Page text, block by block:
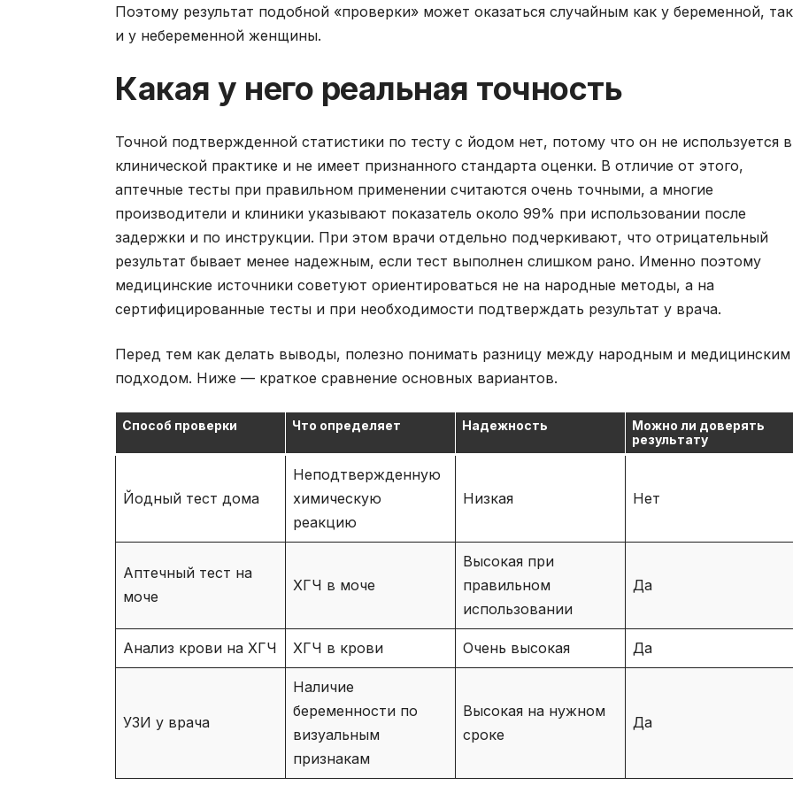
Поэтому результат подобной «проверки» может оказаться случайным как у беременной, так
и у небеременной женщины.
Какая у него реальная точность
Точной подтвержденной статистики по тесту с йодом нет, потому что он не используется в
клинической практике и не имеет признанного стандарта оценки. В отличие от этого,
аптечные тесты при правильном применении считаются очень точными, а многие
производители и клиники указывают показатель около 99% при использовании после
задержки и по инструкции. При этом врачи отдельно подчеркивают, что отрицательный
результат бывает менее надежным, если тест выполнен слишком рано. Именно поэтому
медицинские источники советуют ориентироваться не на народные методы, а на
сертифицированные тесты и при необходимости подтверждать результат у врача.
Перед тем как делать выводы, полезно понимать разницу между народным и медицинским
подходом. Ниже — краткое сравнение основных вариантов.
Способ проверки Что определяет Надежность
Можно ли доверять
результату
Йодный тест дома
Неподтвержденную
химическую
реакцию
Низкая Нет
Аптечный тест на
моче
ХГЧ в моче
Высокая при
правильном
использовании
Да
Анализ крови на ХГЧ ХГЧ в крови Очень высокая Да
УЗИ у врача
Наличие
беременности по
визуальным
признакам
Высокая на нужном
сроке
Да